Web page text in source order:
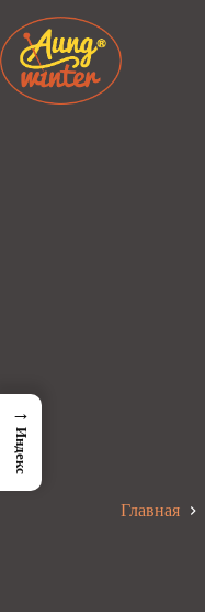
содержанию
Главная
→
Индекс